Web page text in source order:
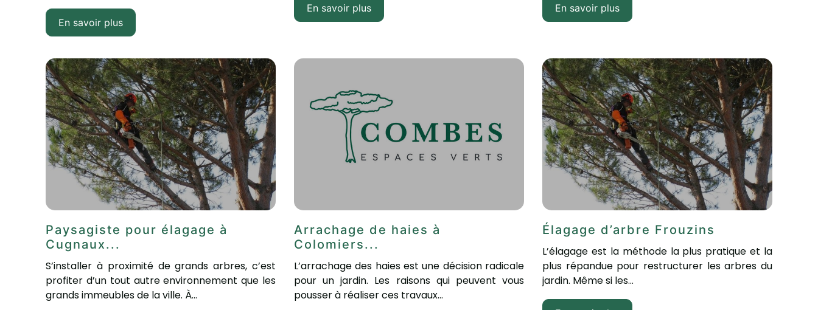
En savoir plus
En savoir plus En savoir plus
Paysagiste pour élagage à
Cugnaux...
S’installer à proximité de grands arbres, c’est
profiter d’un tout autre environnement que les
grands immeubles de la ville. À...
Arrachage de haies à
Colomiers...
L’arrachage des haies est une décision radicale
pour un jardin. Les raisons qui peuvent vous
pousser à réaliser ces travaux...
Élagage d’arbre Frouzins
L’élagage est la méthode la plus pratique et la
plus répandue pour restructurer les arbres du
jardin. Même si les...